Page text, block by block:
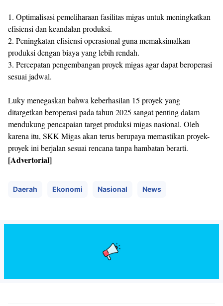
1. Optimalisasi pemeliharaan fasilitas migas untuk meningkatkan
efisiensi dan keandalan produksi.
2. Peningkatan efisiensi operasional guna memaksimalkan
produksi dengan biaya yang lebih rendah.
3. Percepatan pengembangan proyek migas agar dapat beroperasi
sesuai jadwal.
Luky menegaskan bahwa keberhasilan 15 proyek yang
ditargetkan beroperasi pada tahun 2025 sangat penting dalam
mendukung pencapaian target produksi migas nasional. Oleh
karena itu, SKK Migas akan terus berupaya memastikan proyek-
proyek ini berjalan sesuai rencana tanpa hambatan berarti.
[Advertorial]
Daerah Ekonomi Nasional News